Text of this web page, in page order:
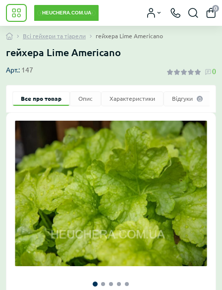
0
Всі гейхери та тіарели гейхера Lime Americano
гейхера Lime Americano
Арт.: 147 0
Все про товар Опис Характеристики Відгуки 0